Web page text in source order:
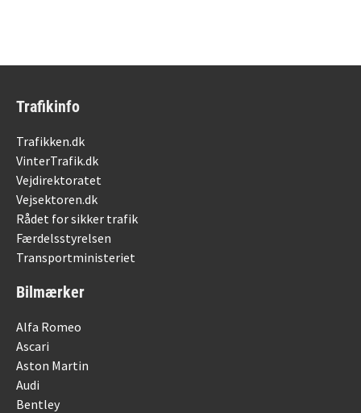
Trafikinfo
Trafikken.dk
VinterTrafik.dk
Vejdirektoratet
Vejsektoren.dk
Rådet for sikker trafik
Færdelsstyrelsen
Transportministeriet
Bilmærker
Alfa Romeo
Ascari
Aston Martin
Audi
Bentley